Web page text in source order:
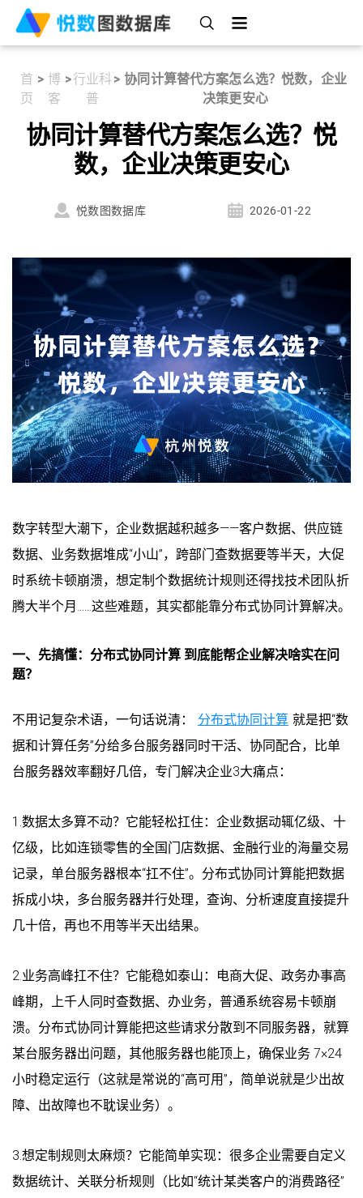
首
页
> 博
客
>行业科
普
> 协同计算替代方案怎么选？悦数，企业
决策更安心
协同计算替代方案怎么选？悦
数，企业决策更安心
悦数图数据库 2026-01-22
数字转型大潮下，企业数据越积越多——客户数据、供应链
数据、业务数据堆成“小山”，跨部门查数据要等半天，大促
时系统卡顿崩溃，想定制个数据统计规则还得找技术团队折
腾大半个月……这些难题，其实都能靠分布式协同计算解决。
一、先搞懂：分布式协同计算 到底能帮企业解决啥实在问
题？
不用记复杂术语，一句话说清： 分布式协同计算 就是把“数
据和计算任务”分给多台服务器同时干活、协同配合，比单
台服务器效率翻好几倍，专门解决企业3大痛点：
1.数据太多算不动？它能轻松扛住：企业数据动辄亿级、十
亿级，比如连锁零售的全国门店数据、金融行业的海量交易
记录，单台服务器根本“扛不住”。分布式协同计算能把数据
拆成小块，多台服务器并行处理，查询、分析速度直接提升
几十倍，再也不用等半天出结果。
2.业务高峰扛不住？它能稳如泰山：电商大促、政务办事高
峰期，上千人同时查数据、办业务，普通系统容易卡顿崩
溃。分布式协同计算能把这些请求分散到不同服务器，就算
某台服务器出问题，其他服务器也能顶上，确保业务 7×24
小时稳定运行（这就是常说的“高可用”，简单说就是少出故
障、出故障也不耽误业务）。
3.想定制规则太麻烦？它能简单实现：很多企业需要自定义
数据统计、关联分析规则（比如“统计某类客户的消费路径”